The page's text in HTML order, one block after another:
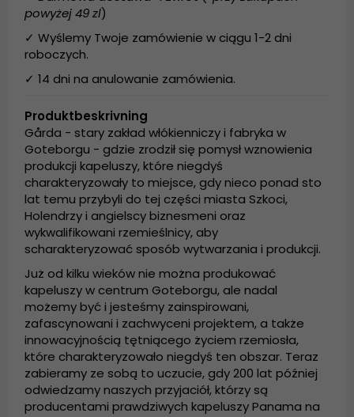
powyżej 49 zl)
✓ Wyślemy Twoje zamówienie w ciągu 1-2 dni
roboczych.
✓ 14 dni na anulowanie zamówienia.
Produktbeskrivning
Gårda - stary zakład włókienniczy i fabryka w
Goteborgu - gdzie zrodził się pomysł wznowienia
produkcji kapeluszy, które niegdyś
charakteryzowały to miejsce, gdy nieco ponad sto
lat temu przybyli do tej części miasta Szkoci,
Holendrzy i angielscy biznesmeni oraz
wykwalifikowani rzemieślnicy, aby
scharakteryzować sposób wytwarzania i produkcji.
Już od kilku wieków nie można produkować
kapeluszy w centrum Goteborgu, ale nadal
możemy być i jesteśmy zainspirowani,
zafascynowani i zachwyceni projektem, a także
innowacyjnością tętniącego życiem rzemiosła,
które charakteryzowało niegdyś ten obszar. Teraz
zabieramy ze sobą to uczucie, gdy 200 lat później
odwiedzamy naszych przyjaciół, którzy są
producentami prawdziwych kapeluszy Panama na